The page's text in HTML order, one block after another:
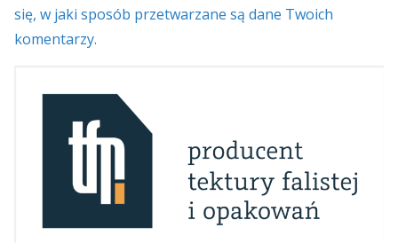
się, w jaki sposób przetwarzane są dane Twoich
komentarzy.